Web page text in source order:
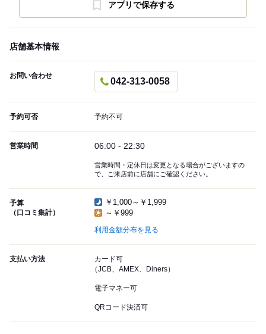
アプリで保存する
店舗基本情報
お問い合わせ
042-313-0058
予約可否 予約不可
営業時間 06:00 - 22:30
営業時間・定休日は変更となる場合がございますの
で、ご来店前に店舗にご確認ください。
予算
（口コミ集計）
￥1,000～￥1,999
～￥999
利用金額分布を見る
支払い方法
カード可
（JCB、AMEX、Diners）
電子マネー可
QRコード決済可